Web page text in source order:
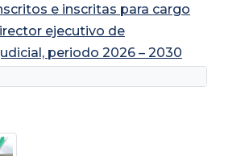
e inscritas para cargo
ejecutivo de
periodo 2026 – 2030